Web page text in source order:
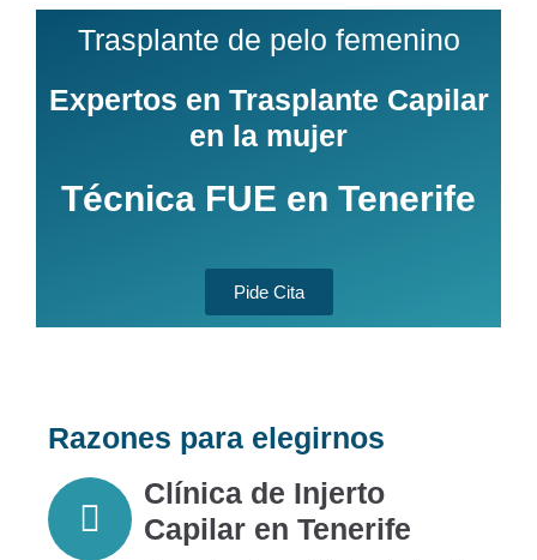
Trasplante de pelo femenino
Expertos en Trasplante Capilar
en la mujer
Técnica FUE en Tenerife
Pide Cita
Razones para elegirnos
Clínica de Injerto
Capilar en Tenerife